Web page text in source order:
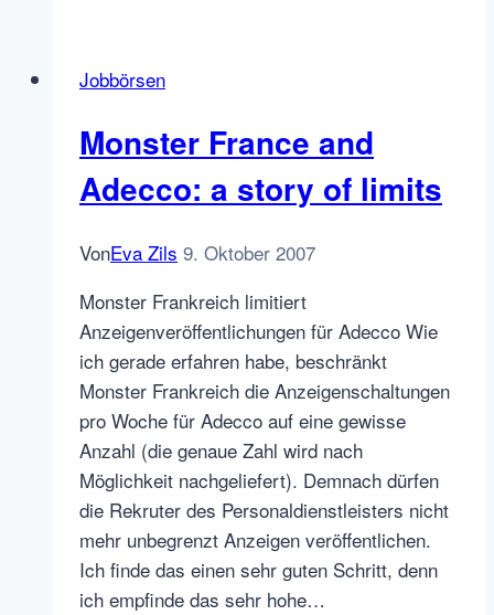
Internet
(I)
Jobbörsen
Monster France and
Adecco: a story of limits
VonEva Zils 9. Oktober 2007
Monster Frankreich limitiert
Anzeigenveröffentlichungen für Adecco Wie
ich gerade erfahren habe, beschränkt
Monster Frankreich die Anzeigenschaltungen
pro Woche für Adecco auf eine gewisse
Anzahl (die genaue Zahl wird nach
Möglichkeit nachgeliefert). Demnach dürfen
die Rekruter des Personaldienstleisters nicht
mehr unbegrenzt Anzeigen veröffentlichen.
Ich finde das einen sehr guten Schritt, denn
ich empfinde das sehr hohe…